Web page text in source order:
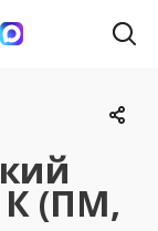
(ПМ,